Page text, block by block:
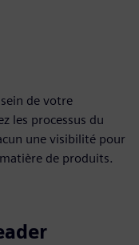
de votre
les processus du
une visibilité pour
de produits.